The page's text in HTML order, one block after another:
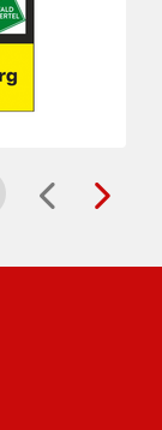
stoppen